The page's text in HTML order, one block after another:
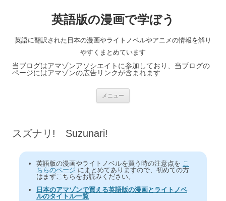
英語版の漫画で学ぼう
英語に翻訳された日本の漫画やライトノベルやアニメの情報を解り
やすくまとめています
当ブログはアマゾンアソシエイトに参加しており、当ブログの
ページにはアマゾンの広告リンクが含まれます
メニュー
スズナリ! Suzunari!
英語版の漫画やライトノベルを買う時の注意点を こ
ちらのページ にまとめてありますので、初めての方
はまずこちらをお読みください。
日本のアマゾンで買える英語版の漫画とライトノベ
ルのタイトル一覧